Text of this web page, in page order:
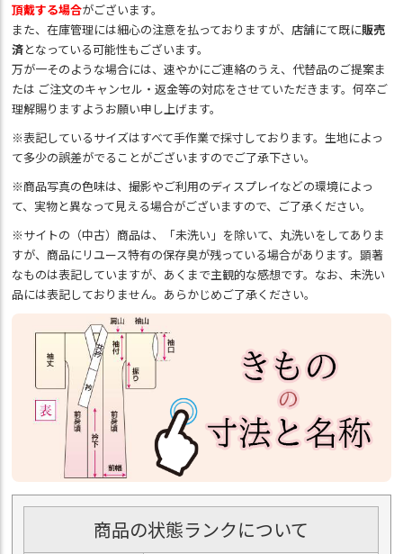
頂戴する場合がございます。
また、在庫管理には細心の注意を払っておりますが、店舗にて既に販売
済となっている可能性もございます。
万が一そのような場合には、速やかにご連絡のうえ、代替品のご提案ま
たは ご注文のキャンセル・返金等の対応をさせていただきます。何卒ご
理解賜りますようお願い申し上げます。
※表記しているサイズはすべて手作業で採寸しております。生地によっ
て多少の誤差がでることがございますのでご了承下さい。
※商品写真の色味は、撮影やご利用のディスプレイなどの環境によっ
て、実物と異なって見える場合がございますので、ご了承ください。
※サイトの（中古）商品は、「未洗い」を除いて、丸洗いをしてありま
すが、商品にリユース特有の保存臭が残っている場合があります。顕著
なものは表記していますが、あくまで主観的な感想です。なお、未洗い
品には表記しておりません。あらかじめご了承ください。
商品の状態ランクについて